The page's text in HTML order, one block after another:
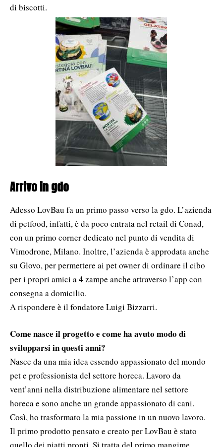
di biscotti.
Arrivo in gdo
Adesso LovBau fa un primo passo verso la gdo. L’azienda
di petfood, infatti, è da poco entrata nel retail di Conad,
con un primo corner dedicato nel punto di vendita di
Vimodrone, Milano. Inoltre, l’azienda è approdata anche
su Glovo, per permettere ai pet owner di ordinare il cibo
per i propri amici a 4 zampe anche attraverso l’app con
consegna a domicilio.
A rispondere è il fondatore Luigi Bizzarri.
Come nasce il progetto e come ha avuto modo di
svilupparsi in questi anni?
Nasce da una mia idea essendo appassionato del mondo
pet e professionista del settore horeca. Lavoro da
vent’anni nella distribuzione alimentare nel settore
horeca e sono anche un grande appassionato di cani.
Così, ho trasformato la mia passione in un nuovo lavoro.
Il primo prodotto pensato e creato per LovBau è stato